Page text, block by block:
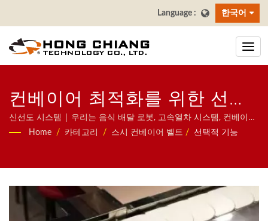
한국어
컨베이어 최적화를 위한 선택
적 액세서리 | 레스토랑 & 다
트 제조업체 | 홍창
신선도 시스템 | 우리는 음식 배달 로봇, 고속열차 시스템, 컨베이어
벨트 시스템, 회전 초밥 벨트 시스템, 태블릿 주문 시스템, 모바일 주
Home / 카테고리 / 스시 컨베이어 벨트 / 선택적 기능